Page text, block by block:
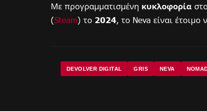
Με προγραμματισμένη κυκλοφορία
(Steam) το 2024, το Neva είναι έτοιμο
DEVOLVER DIGITAL GRIS NEVA